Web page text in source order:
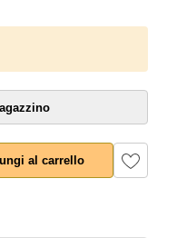
al carrello